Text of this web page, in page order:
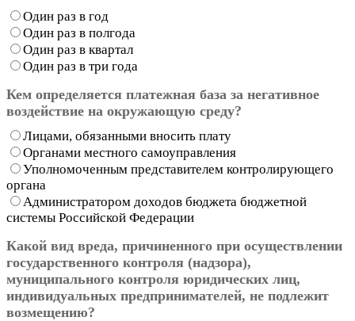
Один раз в год
Один раз в полгода
Один раз в квартал
Один раз в три года
Кем определяется платежная база за негативное
воздействие на окружающую среду?
Лицами, обязанными вносить плату
Органами местного самоуправления
Уполномоченным представителем контролирующего
органа
Администратором доходов бюджета бюджетной
системы Российской Федерации
Какой вид вреда, причиненного при осуществлении
государственного контроля (надзора),
муниципального контроля юридических лиц,
индивидуальных предпринимателей, не подлежит
возмещению?